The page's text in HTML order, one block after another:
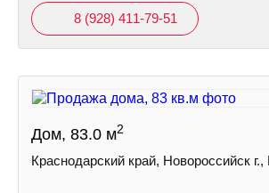
8 (928) 411-79-51
Дом, 83.0 м2
Краснодарский край, Новороссийск